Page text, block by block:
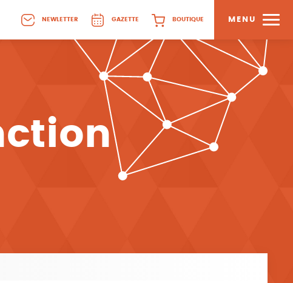
NEWLETTER GAZETTE BOUTIQUE MENU